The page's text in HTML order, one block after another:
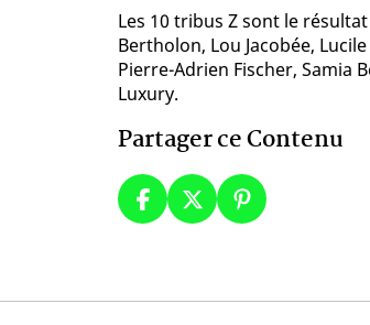
Les 10 tribus Z sont le
Bertholon, Lou Jacobée,
Pierre-Adrien Fischer, Samia
Luxury.
Partager ce Contenu